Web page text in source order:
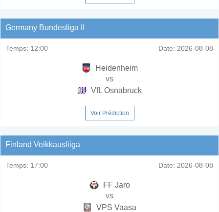
Germany Bundesliga II
Temps: 12:00 Date: 2026-08-08
Heidenheim
vs
VfL Osnabruck
Voir Prédiction
Finland Veikkausliiga
Temps: 17:00 Date: 2026-08-08
FF Jaro
vs
VPS Vaasa